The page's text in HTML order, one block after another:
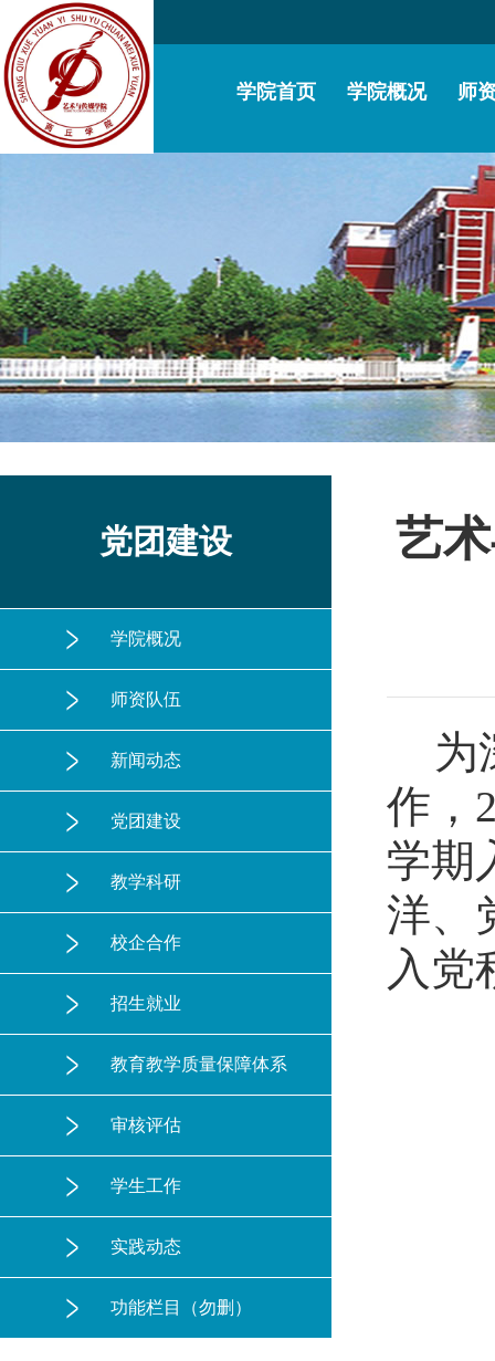
学院首页 学院概况 师
党团建设
学院概况
师资队伍
新闻动态
党团建设
教学科研
校企合作
招生就业
教育教学质量保障体系
审核评估
学生工作
实践动态
功能栏目（勿删）
艺
为
作，
学期
洋、
入党